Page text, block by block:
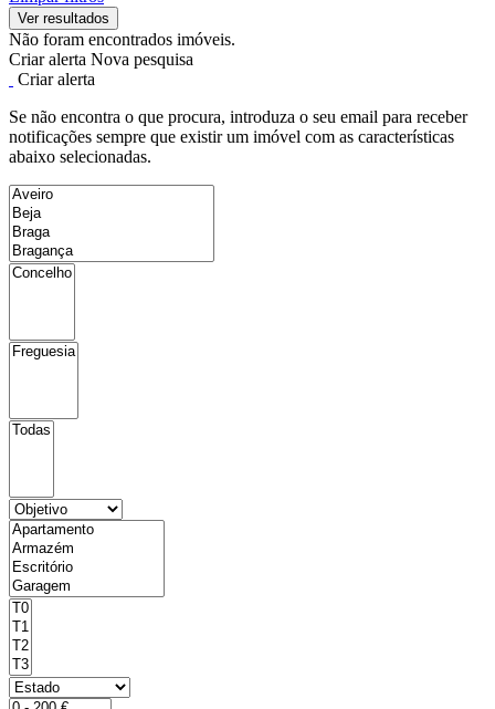
Não foram encontrados imóveis.
Criar alerta Nova pesquisa
Criar alerta
Se não encontra o que procura, introduza o seu email para receber
notificações sempre que existir um imóvel com as características
abaixo selecionadas.